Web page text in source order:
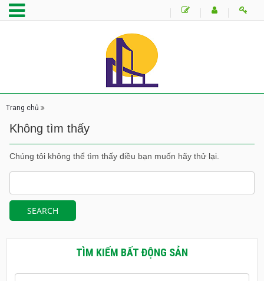
Trang chủ
Không tìm thấy
Chúng tôi không thể tìm thấy điều bạn muốn hãy thử lại.
TÌM KIẾM BẤT ĐỘNG SẢN